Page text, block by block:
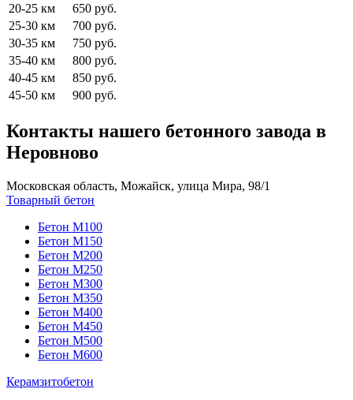
20-25 км
650 руб.
25-30 км
700 руб.
30-35 км
750 руб.
35-40 км
800 руб.
40-45 км
850 руб.
45-50 км
900 руб.
Контакты нашего бетонного завода в
Неровново
Московская область, Можайск, улица Мира, 98/1
Товарный бетон
Бетон М100
Бетон М150
Бетон М200
Бетон М250
Бетон М300
Бетон М350
Бетон М400
Бетон М450
Бетон М500
Бетон М600
Керамзитобетон